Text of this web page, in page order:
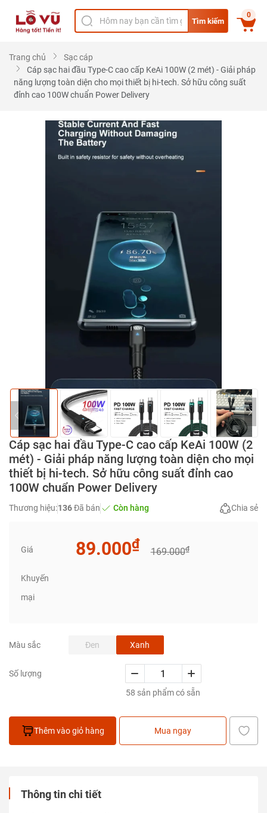
Tìm kiếm
0
Trang chủ
Sạc cáp
Cáp sạc hai đầu Type-C cao cấp KeAi 100W (2 mét) - Giải pháp
năng lượng toàn diện cho mọi thiết bị hi-tech. Sở hữu công suất
đỉnh cao 100W chuẩn Power Delivery
Cáp sạc hai đầu Type-C cao cấp KeAi 100W (2
mét) - Giải pháp năng lượng toàn diện cho mọi
thiết bị hi-tech. Sở hữu công suất đỉnh cao
100W chuẩn Power Delivery
Thương hiệu:136Đã bán Còn hàng Chia sẻ
Giá 89.000₫
169.000₫
Khuyến
mại
Màu sắc Đen Xanh
Số lượng
58 sản phẩm có sẵn
Thêm vào giỏ hàng Mua ngay
Thông tin chi tiết